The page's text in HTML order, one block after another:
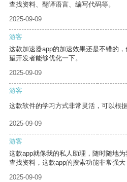
查找资料、翻译语言、编写代码等。
2025-09-09
游客
这款加速器app的加速效果还是不错的
望开发者能够优化一下。
2025-09-09
游客
这款软件的学习方式非常灵活，可以根
2025-09-09
游客
这款app就像我的私人助理，随时随地
查找资料，这款app的搜索功能非常强大
2025-09-09